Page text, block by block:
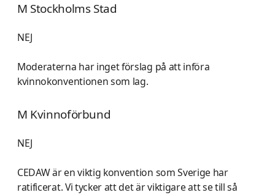
M Stockholms Stad
NEJ
Moderaterna har inget förslag på att införa
kvinnokonventionen som lag.
M Kvinnoförbund
NEJ
CEDAW är en viktig konvention som Sverige har
ratificerat. Vi tycker att det är viktigare att se till så